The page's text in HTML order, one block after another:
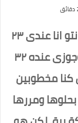
اقرو مشكللتي للآخر واحكمو انتو انا عندى ٢٣
سنة متجوزة من اربع شهور وجوزى عنده ٣٢
مخطوبين
ومررها